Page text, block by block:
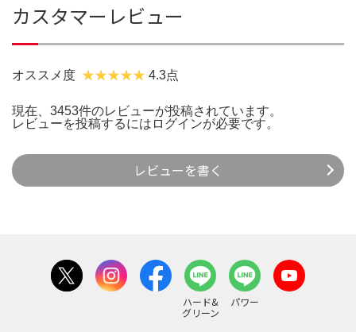
カスタマーレビュー
オススメ度 4.3点
現在、3453件のレビューが投稿されています。
レビューを投稿するには ログインが必要です。
レビューを書く
ハード&
グリーン
パワー